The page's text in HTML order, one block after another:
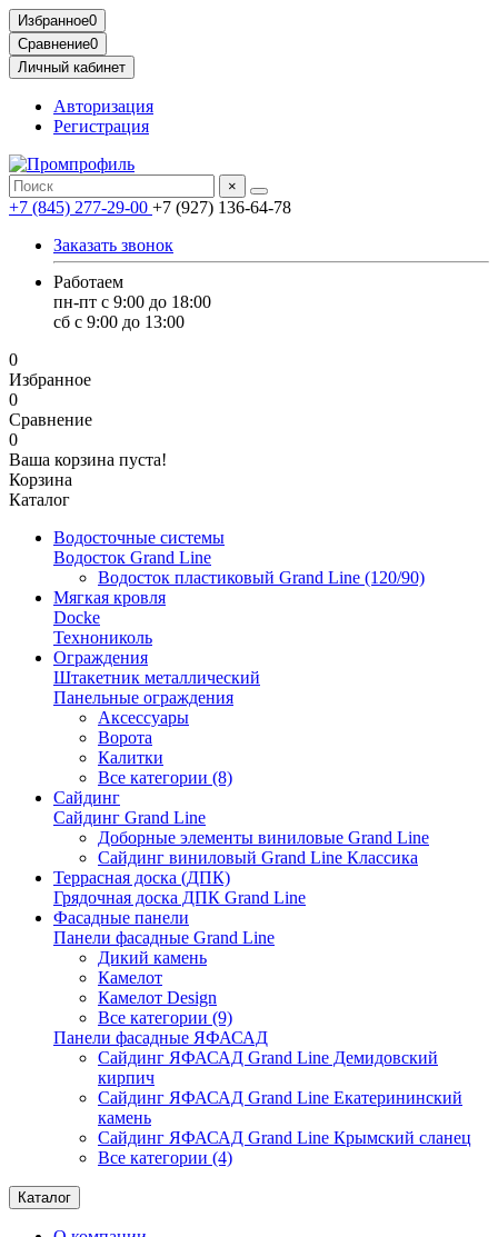
Избранное0
Сравнение0
Личный кабинет
Авторизация
Регистрация
×
+7 (845) 277-29-00 +7 (927) 136-64-78
Заказать звонок
Работаем
пн-пт с 9:00 до 18:00
сб с 9:00 до 13:00
0
Избранное
0
Сравнение
0
Ваша корзина пуста!
Корзина
Каталог
Водосточные системы
Водосток Grand Line
Водосток пластиковый Grand Line (120/90)
Мягкая кровля
Docke
Технониколь
Ограждения
Штакетник металлический
Панельные ограждения
Аксессуары
Ворота
Калитки
Все категории (8)
Сайдинг
Сайдинг Grand Line
Доборные элементы виниловые Grand Line
Сайдинг виниловый Grand Line Классика
Террасная доска (ДПК)
Грядочная доска ДПК Grand Line
Фасадные панели
Панели фасадные Grand Line
Дикий камень
Камелот
Камелот Design
Все категории (9)
Панели фасадные ЯФАСАД
Сайдинг ЯФАСАД Grand Line Демидовский
кирпич
Сайдинг ЯФАСАД Grand Line Екатерининский
камень
Сайдинг ЯФАСАД Grand Line Крымский сланец
Все категории (4)
Каталог